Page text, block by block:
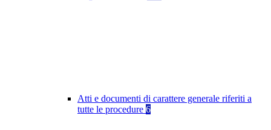
Atti e documenti di carattere generale riferiti a
tutte le procedure 6